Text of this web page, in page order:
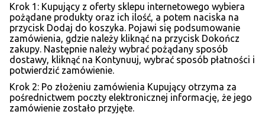
Krok 1: Kupujący z oferty sklepu internetowego wybiera
pożądane produkty oraz ich ilość, a potem naciska na
przycisk Dodaj do koszyka. Pojawi się podsumowanie
zamówienia, gdzie należy kliknąć na przycisk Dokończ
zakupy. Następnie należy wybrać pożądany sposób
dostawy, kliknąć na Kontynuuj, wybrać sposób płatności i
potwierdzić zamówienie.
Krok 2: Po złożeniu zamówienia Kupujący otrzyma za
pośrednictwem poczty elektronicznej informację, że jego
zamówienie zostało przyjęte.